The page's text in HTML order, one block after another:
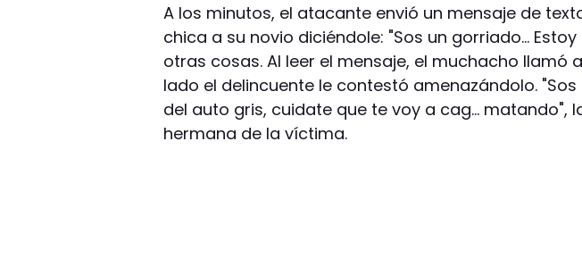
A los minutos, el atacante envió un mensaje de
chica a su novio diciéndole: "Sos un gorriado…
otras cosas. Al leer el mensaje, el muchacho llamó
lado el delincuente le contestó amenazándolo. "Sos
del auto gris, cuidate que te voy a cag… matando",
hermana de la víctima.